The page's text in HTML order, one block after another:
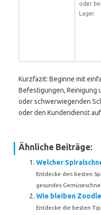
oder
Lager
Kurzfazit: Beginne mit
Befestigungen, Reinigung
oder schwerwiegenden
oder den Kundendienst auf.
Ähnliche Beiträge:
Welcher
Entdecke den besten
gesundes
Wie bleiben
Entdecke die besten